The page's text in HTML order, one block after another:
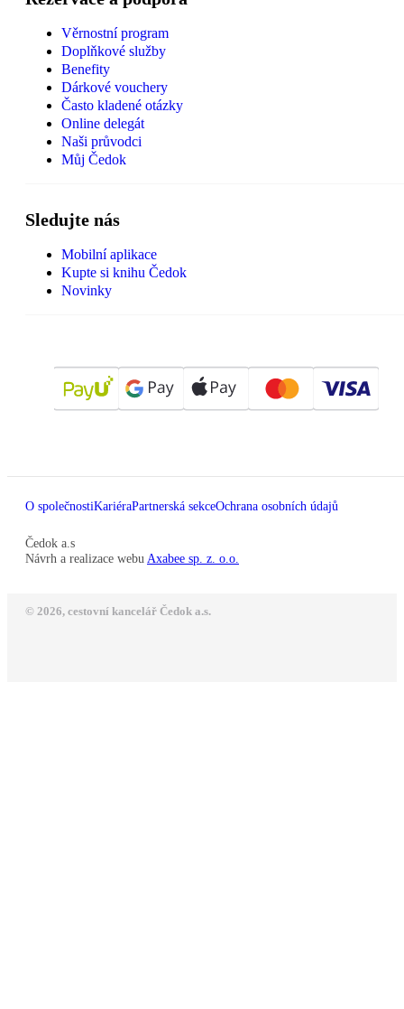
Věrnostní program
Doplňkové služby
Benefity
Dárkové vouchery
Často kladené otázky
Online delegát
Naši průvodci
Můj Čedok
Sledujte nás
Mobilní aplikace
Kupte si knihu Čedok
Novinky
O společnostiKariéraPartnerská sekceOchrana osobních údajů
Čedok a.s
Návrh a realizace webu Axabee sp. z. o.o.
© 2026, cestovní kancelář Čedok a.s.